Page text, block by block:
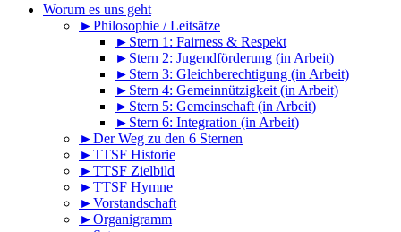
Worum es uns geht
►Philosophie / Leitsätze
►Stern 1: Fairness & Respekt
►Stern 2: Jugendförderung (in Arbeit)
►Stern 3: Gleichberechtigung (in Arbeit)
►Stern 4: Gemeinnützigkeit (in Arbeit)
►Stern 5: Gemeinschaft (in Arbeit)
►Stern 6: Integration (in Arbeit)
►Der Weg zu den 6 Sternen
►TTSF Historie
►TTSF Zielbild
►TTSF Hymne
►Vorstandschaft
►Organigramm